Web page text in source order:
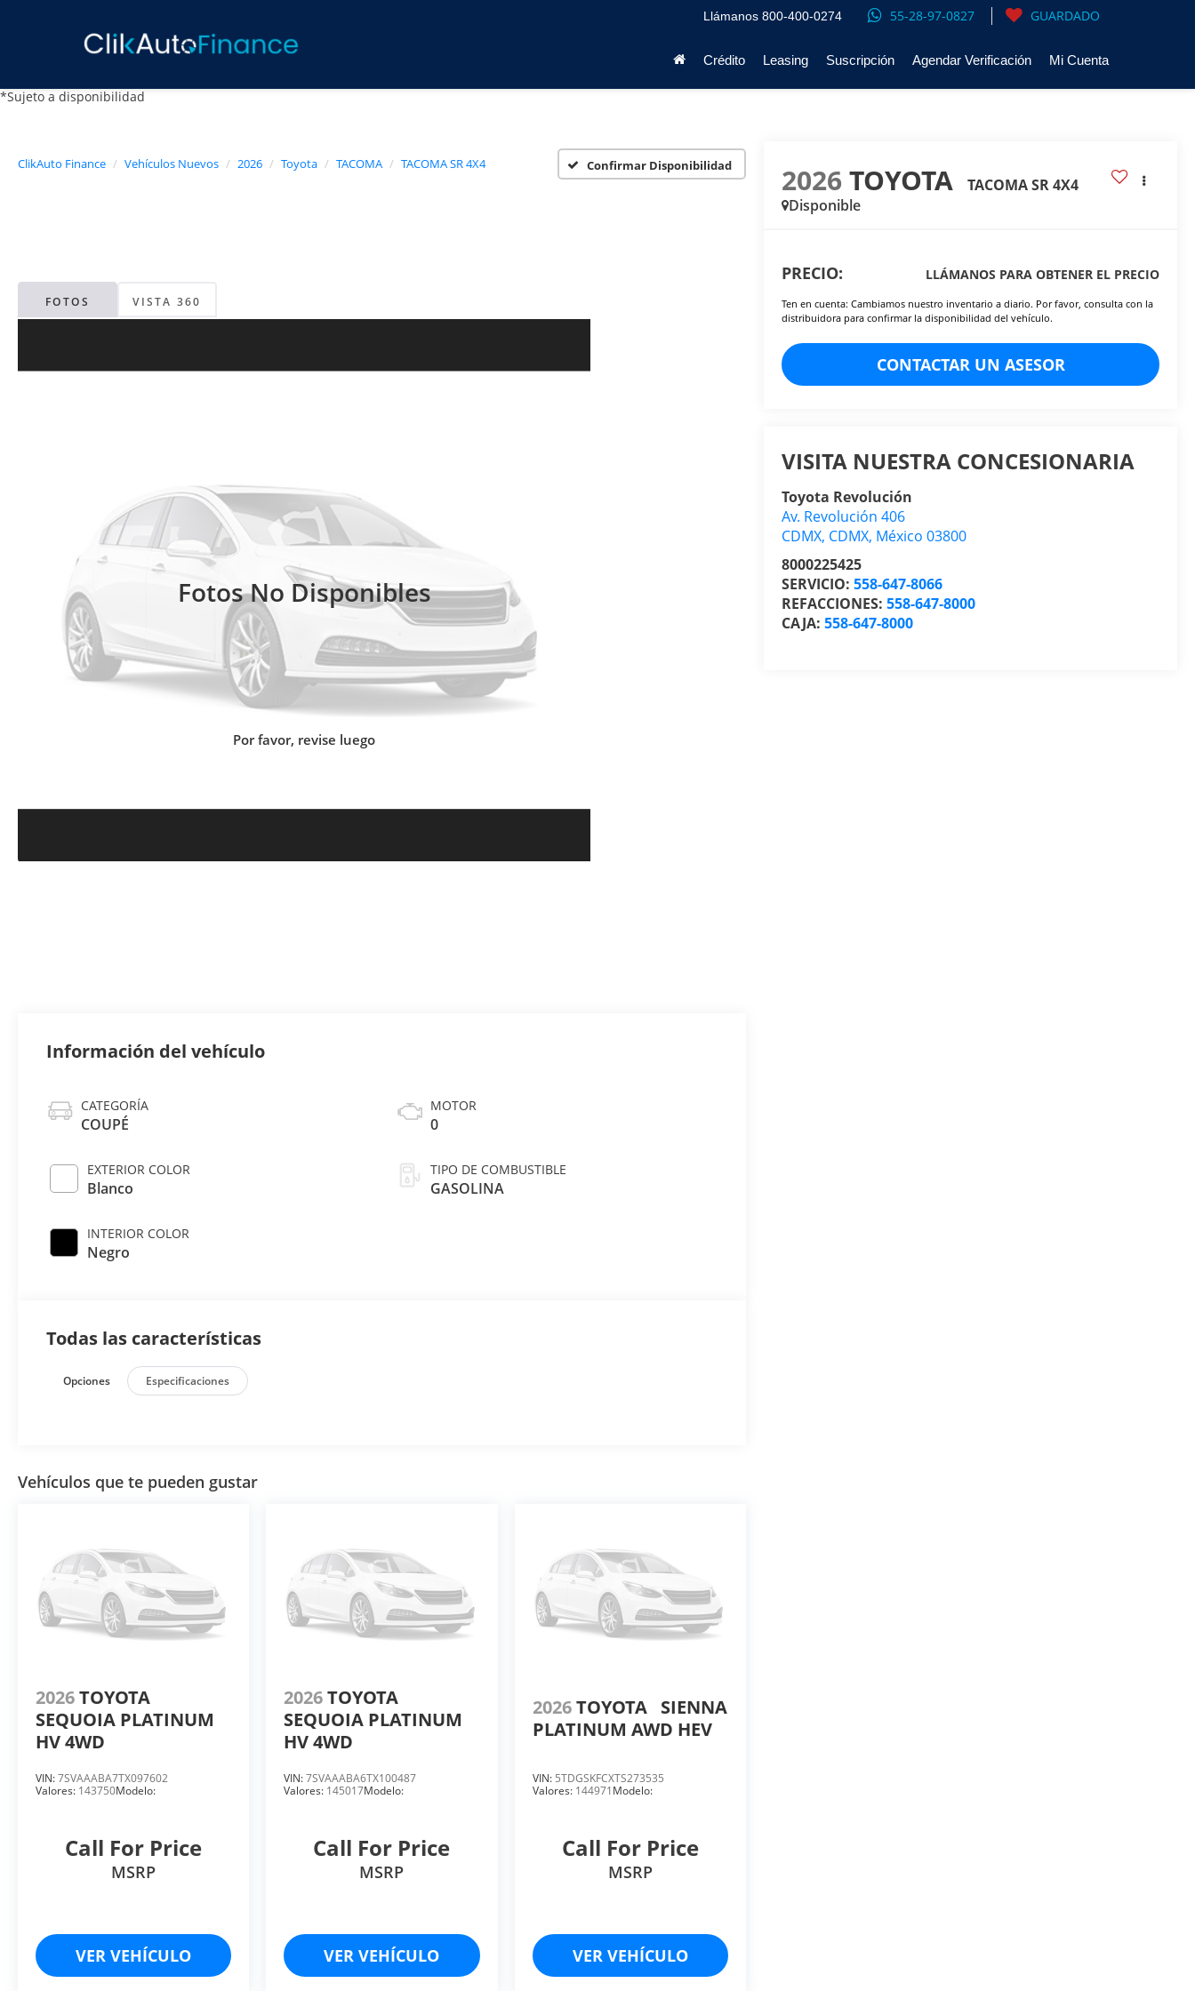
Llámanos 800-400-0274 55-28-97-0827 GUARDADO
Crédito Leasing Suscripción Agendar Verificación Mi Cuenta
*Sujeto a disponibilidad
ClikAuto Finance Vehículos Nuevos 2026 Toyota TACOMA TACOMA SR 4X4 Confirmar Disponibilidad
FOTOS VISTA 360
Fotos No Disponibles
Por favor, revise luego
2026 TOYOTA
TACOMA SR 4X4
Disponible
PRECIO: LLÁMANOS PARA OBTENER EL PRECIO
Ten en cuenta: Cambiamos nuestro inventario a diario. Por favor, consulta con la
distribuidora para confirmar la disponibilidad del vehículo.
CONTACTAR UN ASESOR
VISITA NUESTRA CONCESIONARIA
Toyota Revolución
Av. Revolución 406
CDMX, CDMX, México 03800
8000225425
SERVICIO:558-647-8066
REFACCIONES:558-647-8000
CAJA:558-647-8000
Información del vehículo
CATEGORÍA
COUPÉ
EXTERIOR COLOR
Blanco
INTERIOR COLOR
Negro
MOTOR
0
TIPO DE COMBUSTIBLE
GASOLINA
Todas las características
Opciones Especificaciones
Vehículos que te pueden gustar
2026TOYOTA
SEQUOIA PLATINUM
HV 4WD
VIN:7SVAAABA7TX097602
Valores: 143750Modelo:
Call For Price
MSRP
VER VEHÍCULO
2026TOYOTA
SEQUOIA PLATINUM
HV 4WD
VIN:7SVAAABA6TX100487
Valores: 145017Modelo:
Call For Price
MSRP
VER VEHÍCULO
2026TOYOTA SIENNA
PLATINUM AWD HEV
VIN: 5TDGSKFCXTS273535
Valores: 144971Modelo:
Call For Price
MSRP
VER VEHÍCULO